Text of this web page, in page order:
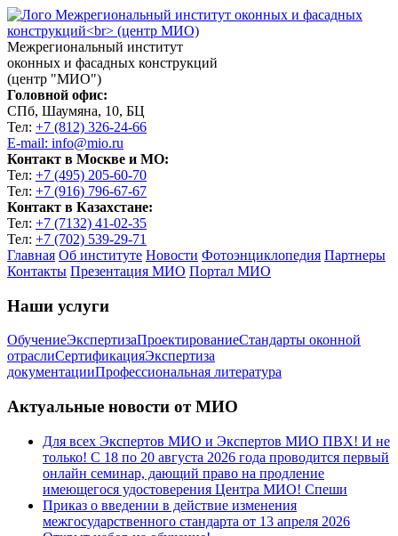
Межрегиональный институт
оконных и фасадных конструкций
(центр "МИО")
Головной офис:
СПб, Шаумяна, 10, БЦ
Тел: +7 (812) 326-24-66
E-mail: info@mio.ru
Контакт в Москве и МО:
Тел: +7 (495) 205-60-70
Тел: +7 (916) 796-67-67
Контакт в Казахстане:
Тел: +7 (7132) 41-02-35
Тел: +7 (702) 539-29-71
Главная Об институте Новости Фотоэнциклопедия Партнеры
Контакты Презентация МИО Портал МИО
Наши услуги
ОбучениеЭкспертизаПроектированиеСтандарты оконной
отраслиСертификацияЭкспертиза
документацииПрофессиональная литература
Актуальные новости от МИО
Для всех Экспертов МИО и Экспертов МИО ПВХ! И не
только! С 18 по 20 августа 2026 года проводится первый
онлайн семинар, дающий право на продление
имеющегося удостоверения Центра МИО! Спеши
Приказ о введении в действие изменения
межгосударственного стандарта от 13 апреля 2026